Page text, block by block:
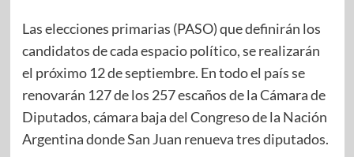
Las elecciones primarias (PASO) que definirán los
candidatos de cada espacio político, se realizarán
el próximo 12 de septiembre. En todo el país se
renovarán 127 de los 257 escaños de la Cámara de
Diputados, cámara baja del Congreso de la Nación
Argentina donde San Juan renueva tres diputados.